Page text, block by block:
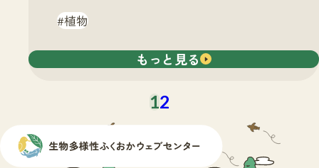
植物
もっと見る
12